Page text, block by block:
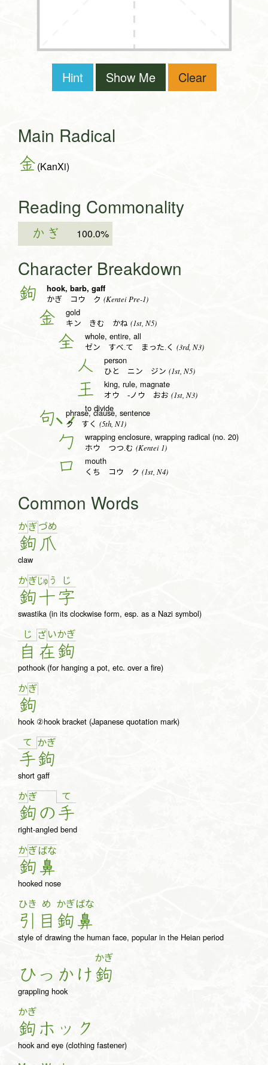
Hint Show Me Clear
Main Radical
金(KanXi)
Reading Commonality
かぎ 100.0%
Character Breakdown
鉤 hook, barb, gaff
かぎ コウ ク (Kentei Pre-1)
金 gold
キン きむ かね (1st, N5)
全 whole, entire, all
ゼン すべ.て まった.く (3rd, N3)
人 person
ひと ニン ジン (1st, N5)
王 king, rule, magnate
オウ -ノウ おお (1st, N3)
to divide
句 phrase, clause, sentence
ク すく (5th, N1)
勹 wrapping enclosure, wrapping radical (no. 20)
ホウ つつ.む (Kentei 1)
口 mouth
くち コウ ク (1st, N4)
Common Words
かぎ
鉤
づめ
爪
claw
かぎ
鉤
じゅ う
十
じ
字
swastika (in its clockwise form, esp. as a Nazi symbol)
じ
自
ざい
在
かぎ
鉤
pothook (for hanging a pot, etc. over a fire)
かぎ
鉤
hook ②hook bracket (Japanese quotation mark)
て
手
かぎ
鉤
short gaff
かぎ
鉤の
て
手
right-angled bend
かぎ
鉤
ばな
鼻
hooked nose
ひき
引
め
目
かぎ
鉤
ばな
鼻
style of drawing the human face, popular in the Heian period
ひっ か け
かぎ
鉤
grappling hook
かぎ
鉤 ホ ッ ク
hook and eye (clothing fastener)